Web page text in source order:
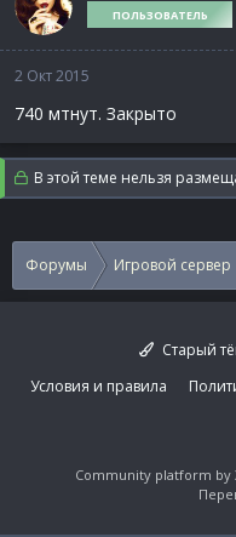
ПОЛЬЗОВАТЕЛЬ
2 Окт 2015
740 мтнут. Закрыто
В этой теме нельзя
Форумы Игровой
Старый
Условия и правила
Community platform by